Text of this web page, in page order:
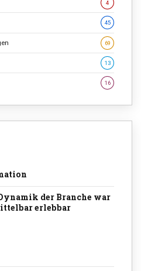
4
45
69
13
16
der Branche war
erlebbar